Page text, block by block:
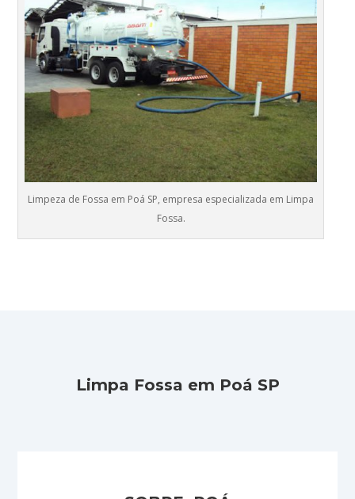
Limpeza de Fossa em Poá SP, empresa especializada em Limpa
Fossa.
Limpa Fossa em Poá SP